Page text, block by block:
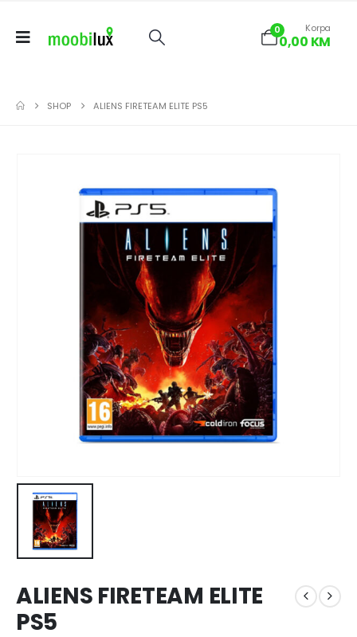
0 Korpa
0,00 KM
SHOP ALIENS FIRETEAM ELITE PS5
ALIENS FIRETEAM ELITE
PS5